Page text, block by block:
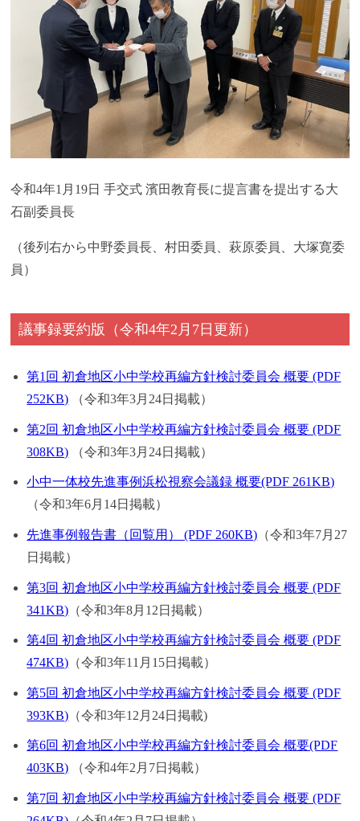
令和4年1月19日 手交式 濱田教育長に提言書を提出する大
石副委員長
（後列右から中野委員長、村田委員、萩原委員、大塚寛委
員）
議事録要約版（令和4年2月7日更新）
第1回 初倉地区小中学校再編方針検討委員会 概要 (PDF
252KB) （令和3年3月24日掲載）
第2回 初倉地区小中学校再編方針検討委員会 概要 (PDF
308KB) （令和3年3月24日掲載）
小中一体校先進事例浜松視察会議録 概要(PDF 261KB)
（令和3年6月14日掲載）
先進事例報告書（回覧用） (PDF 260KB) （令和3年7月27
日掲載）
第3回 初倉地区小中学校再編方針検討委員会 概要 (PDF
341KB) （令和3年8月12日掲載）
第4回 初倉地区小中学校再編方針検討委員会 概要 (PDF
474KB) （令和3年11月15日掲載）
第5回 初倉地区小中学校再編方針検討委員会 概要 (PDF
393KB) （令和3年12月24日掲載)
第6回 初倉地区小中学校再編方針検討委員会 概要(PDF
403KB) （令和4年2月7日掲載）
第7回 初倉地区小中学校再編方針検討委員会 概要 (PDF